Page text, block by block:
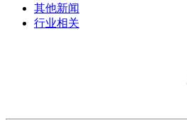
其他新闻
行业相关